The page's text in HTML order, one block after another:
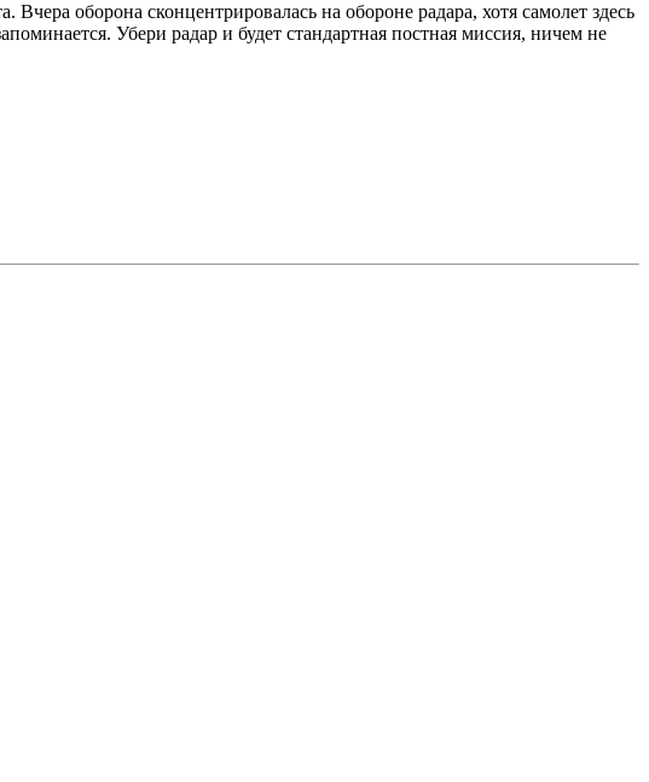
оборона сконцентрировалась на обороне радара, хотя самолет здесь
Убери радар и будет стандартная постная миссия, ничем не